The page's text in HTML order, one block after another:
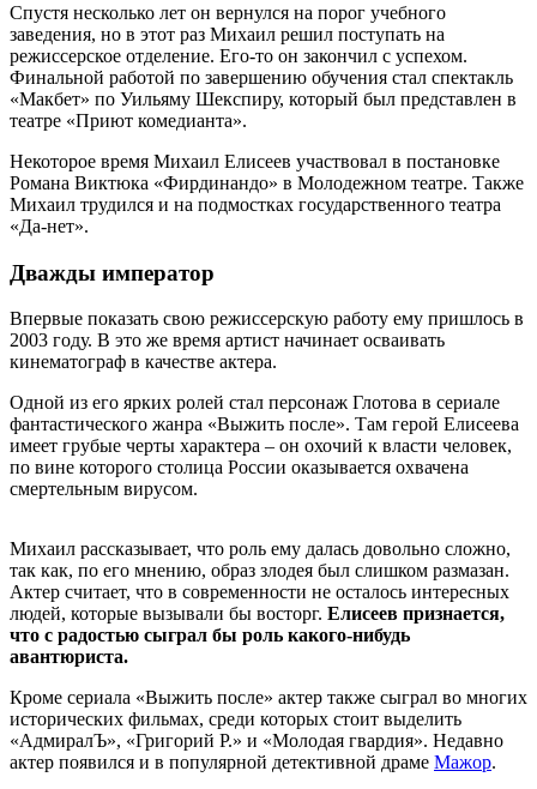
Спустя несколько лет он вернулся на порог учебного
заведения, но в этот раз Михаил решил поступать на
режиссерское отделение. Его-то он закончил с успехом.
Финальной работой по завершению обучения стал спектакль
«Макбет» по Уильяму Шекспиру, который был представлен в
театре «Приют комедианта».
Некоторое время Михаил Елисеев участвовал в постановке
Романа Виктюка «Фирдинандо» в Молодежном театре. Также
Михаил трудился и на подмостках государственного театра
«Да-нет».
Дважды император
Впервые показать свою режиссерскую работу ему пришлось в
2003 году. В это же время артист начинает осваивать
кинематограф в качестве актера.
Одной из его ярких ролей стал персонаж Глотова в сериале
фантастического жанра «Выжить после». Там герой Елисеева
имеет грубые черты характера – он охочий к власти человек,
по вине которого столица России оказывается охвачена
смертельным вирусом.
Михаил рассказывает, что роль ему далась довольно сложно,
так как, по его мнению, образ злодея был слишком размазан.
Актер считает, что в современности не осталось интересных
людей, которые вызывали бы восторг. Елисеев признается,
что с радостью сыграл бы роль какого-нибудь
авантюриста.
Кроме сериала «Выжить после» актер также сыграл во многих
исторических фильмах, среди которых стоит выделить
«АдмиралЪ», «Григорий Р.» и «Молодая гвардия». Недавно
актер появился и в популярной детективной драме Мажор.